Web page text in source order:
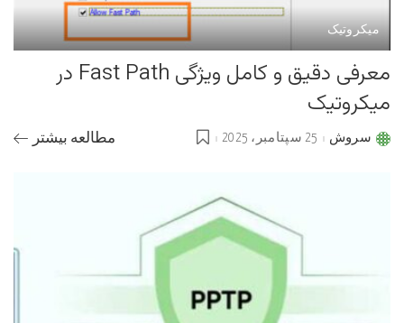
میکروتیک
معرفی دقیق و کامل ویژگی Fast Path در
میکروتیک
Postedسروش 25 سپتامبر، 2025 مطالعه بیشتر